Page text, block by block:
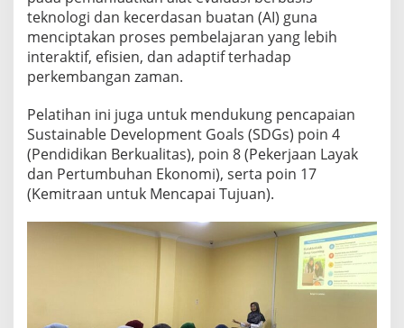
S
I
S
K
E
E
R
D
A
S
A
B
U
teknologi dan kecerdasan buatan (AI) guna
menciptakan proses pembelajaran yang lebih
interaktif, efisien, dan adaptif terhadap
perkembangan zaman.
Pelatihan ini juga untuk mendukung pencapaian
Sustainable Development Goals (SDGs) poin 4
(Pendidikan Berkualitas), poin 8 (Pekerjaan Layak
dan Pertumbuhan Ekonomi), serta poin 17
(Kemitraan untuk Mencapai Tujuan).